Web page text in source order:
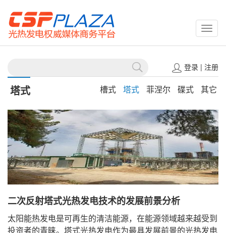
登录| 注册
塔式 槽式 塔式 菲涅尔 碟式 其它
二次反射塔式光热发电技术的发展前景分析
太阳能热发电是可再生的清洁能源，在能源领域越来越受到
投资者的青睐。塔式光热发电作为最具发展前景的光热发电